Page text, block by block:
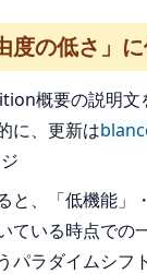
度の低さ」
概要の説明文
に、更新は
と、「低機能
ている時点で
パラダイムシ